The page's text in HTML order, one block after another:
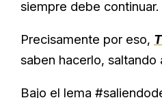
siempre debe continuar.
Precisamente por eso,
saben hacerlo, saltando
Bajo el lema